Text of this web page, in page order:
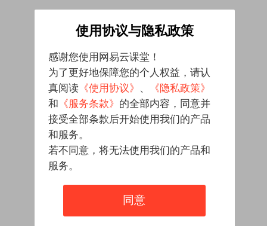
使用协议与隐私政策
感谢您使用网易云课堂！
为了更好地保障您的个人权益，请认
真阅读 《使用协议》 、
《隐私政策》
和 《服务条款》 的全部内容，同意并
接受全部条款后开始使用我们的产品
和服务。
若不同意，将无法使用我们的产品和
服务。
同意